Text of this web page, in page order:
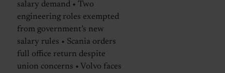
salary demand • Two
engineering roles exempted
from government’s new
salary rules • Scania orders
full office return despite
union concerns • Volvo faces